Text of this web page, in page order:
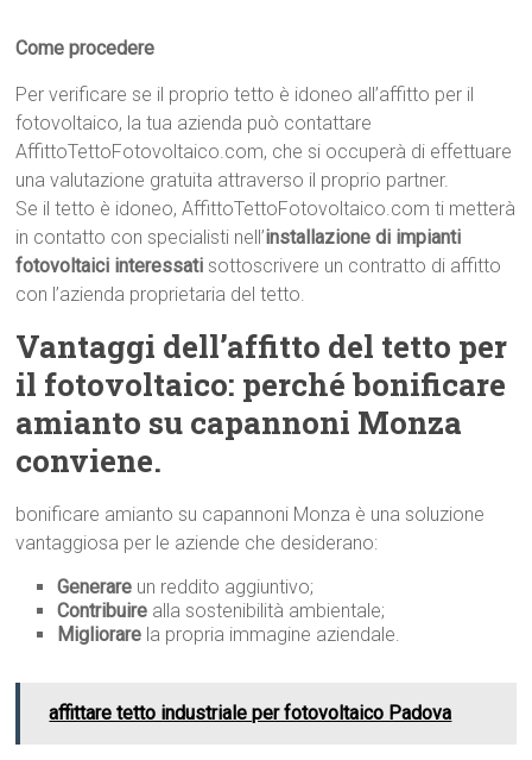
Come procedere
Per verificare se il proprio tetto è idoneo all’affitto per il
fotovoltaico, la tua azienda può contattare
AffittoTettoFotovoltaico.com, che si occuperà di effettuare
una valutazione gratuita attraverso il proprio partner.
Se il tetto è idoneo, AffittoTettoFotovoltaico.com ti metterà
in contatto con specialisti nell’installazione di impianti
fotovoltaici interessati sottoscrivere un contratto di affitto
con l’azienda proprietaria del tetto.
Vantaggi dell’affitto del tetto per
il fotovoltaico: perché bonificare
amianto su capannoni Monza
conviene.
bonificare amianto su capannoni Monza è una soluzione
vantaggiosa per le aziende che desiderano:
Generare un reddito aggiuntivo;
Contribuire alla sostenibilità ambientale;
Migliorare la propria immagine aziendale.
affittare tetto industriale per fotovoltaico Padova